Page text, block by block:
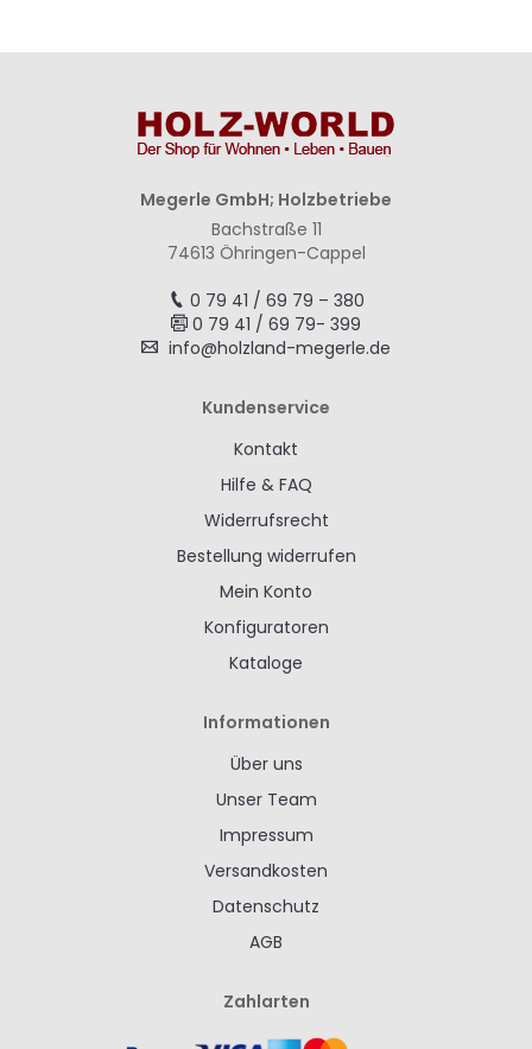
Megerle GmbH; Holzbetriebe
Bachstraße 11
74613 Öhringen-Cappel
0 79 41 / 69 79 – 380
0 79 41 / 69 79- 399
info@holzland-megerle.de
Kundenservice
Kontakt
Hilfe & FAQ
Widerrufsrecht
Bestellung widerrufen
Mein Konto
Konfiguratoren
Kataloge
Informationen
Über uns
Unser Team
Impressum
Versandkosten
Datenschutz
AGB
Zahlarten